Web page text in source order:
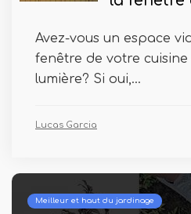
Avez-vous un espace
fenêtre de votre
lumière? Si oui,...
Lucas Garcia
Meilleur et haut du jardinage